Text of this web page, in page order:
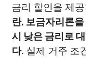
금리 할인을 제
란, 보금자리론
시 낮은 금리로
다. 실제 거주 조